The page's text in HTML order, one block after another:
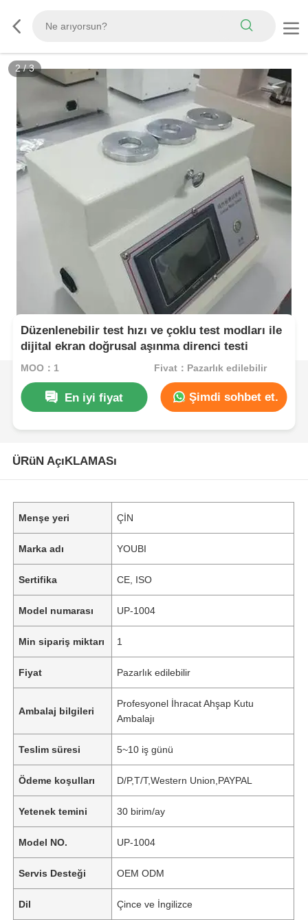
3/3
Düzenlenebilir test hızı ve çoklu test modları ile
dijital ekran doğrusal aşınma direnci testi
MOQ：1 Fiyat：Pazarlık edilebilir
En iyi fiyat Şimdi sohbet et.
ÜRüN AçıKLAMASı
Menşe yeri ÇİN
Marka adı YOUBI
Sertifika CE, ISO
Model numarası UP-1004
Min sipariş miktarı 1
Fiyat Pazarlık edilebilir
Ambalaj bilgileri
Profesyonel İhracat Ahşap Kutu
Ambalajı
Teslim süresi 5~10 iş günü
Ödeme koşulları D/P,T/T,Western Union,PAYPAL
Yetenek temini 30 birim/ay
Model NO. UP-1004
Servis Desteği OEM ODM
Dil Çince ve İngilizce